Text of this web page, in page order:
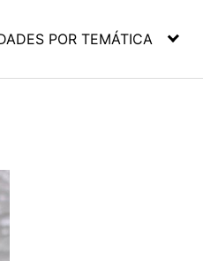
POR TEMÁTICA